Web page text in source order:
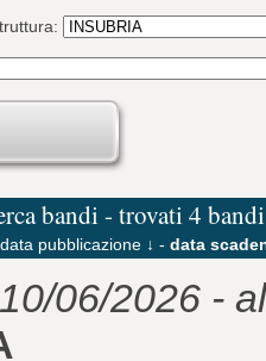
bandi - trovati 4 bandi
data pubblicazione ↓ - data
06/2026 -